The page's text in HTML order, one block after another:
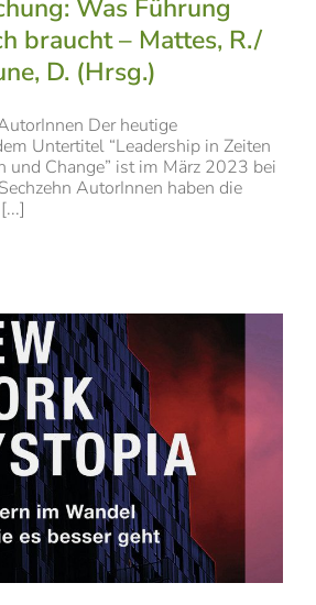
Was Führung
braucht – Mattes, R./
D. (Hrsg.)
Der heutige
Untertitel “Leadership in Zeiten
und Change” ist im März 2023 bei
AutorInnen haben die